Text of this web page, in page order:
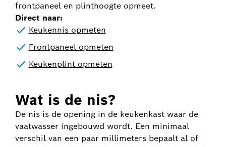
frontpaneel en plinthoogte opmeet.
Direct naar:
Keukennis opmeten
Frontpaneel opmeten
Keukenplint opmeten
Wat is de nis?
De nis is de opening in de keukenkast waar de
vaatwasser ingebouwd wordt. Een minimaal
verschil van een paar millimeters bepaalt al of